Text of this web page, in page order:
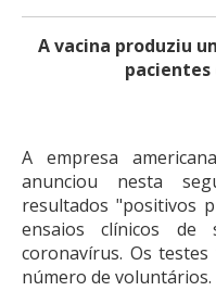
A vacina produziu
pacientes
A empresa
anunciou nesta
resultados "positivos
ensaios clínicos
coronavírus. Os
número de voluntários.